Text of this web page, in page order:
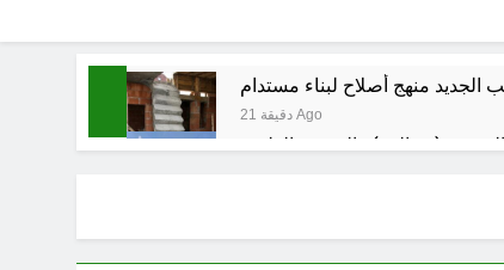
الجديد منهج أصلاح لبناء مستدام
21 دقيقة Ago
(سوالف) والحقيقة العلمية
راي الفلسفة التجريدية للانسان
خلال الحرب الإيرانية–العراقية